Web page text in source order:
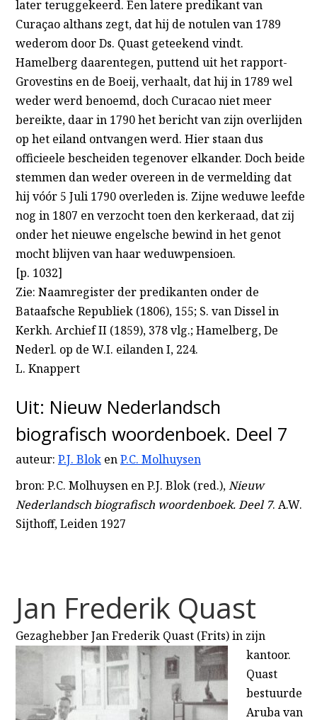
later teruggekeerd. Een latere predikant van
Curaçao althans zegt, dat hij de notulen van 1789
wederom door Ds. Quast geteekend vindt.
Hamelberg daarentegen, puttend uit het rapport-
Grovestins en de Boeij, verhaalt, dat hij in 1789 wel
weder werd benoemd, doch Curacao niet meer
bereikte, daar in 1790 het bericht van zijn overlijden
op het eiland ontvangen werd. Hier staan dus
officieele bescheiden tegenover elkander. Doch beide
stemmen dan weder overeen in de vermelding dat
hij vóór 5 Juli 1790 overleden is. Zijne weduwe leefde
nog in 1807 en verzocht toen den kerkeraad, dat zij
onder het nieuwe engelsche bewind in het genot
mocht blijven van haar weduwpensioen.
[p. 1032]
Zie: Naamregister der predikanten onder de
Bataafsche Republiek (1806), 155; S. van Dissel in
Kerkh. Archief II (1859), 378 vlg.; Hamelberg, De
Nederl. op de W.I. eilanden I, 224.
L. Knappert
Uit: Nieuw Nederlandsch
biografisch woordenboek. Deel 7
auteur: P.J. BlokenP.C. Molhuysen
bron: P.C. Molhuysen en P.J. Blok (red.),Nieuw
Nederlandsch biografisch woordenboek. Deel 7. A.W.
Sijthoff, Leiden 1927
Jan Frederik Quast
Gezaghebber Jan Frederik Quast (Frits)in zijn
kantoor.
Quast
bestuurde
Aruba van